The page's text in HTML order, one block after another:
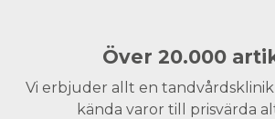
Över 20.000
Vi erbjuder allt en
kända varor till prisvärda